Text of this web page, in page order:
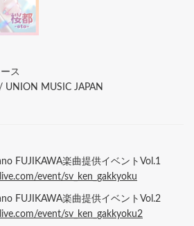
ス
UNION MUSIC JAPAN
FUJIKAWA楽曲提供イベントVol.1
event/sv_ken_gakkyoku
FUJIKAWA楽曲提供イベントVol.2
event/sv_ken_gakkyoku2